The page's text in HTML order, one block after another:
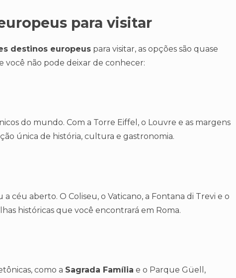
para visitar
destinos europeus para visitar, as opções são quase
você não pode deixar de conhecer:
do mundo. Com a Torre Eiffel, o Louvre e as margens
única de história, cultura e gastronomia.
céu aberto. O Coliseu, o Vaticano, a Fontana di Trevi e o
históricas que você encontrará em Roma.
como a Sagrada Família e o Parque Güell,